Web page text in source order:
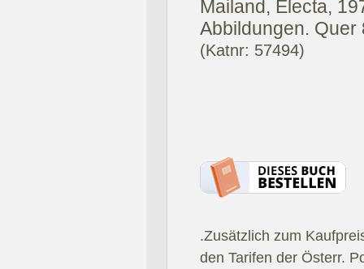
Mailand, Electa,
Abbildungen. Quer
(Katnr: 57494)
.Zusätzlich zum
den Tarifen der Österr.